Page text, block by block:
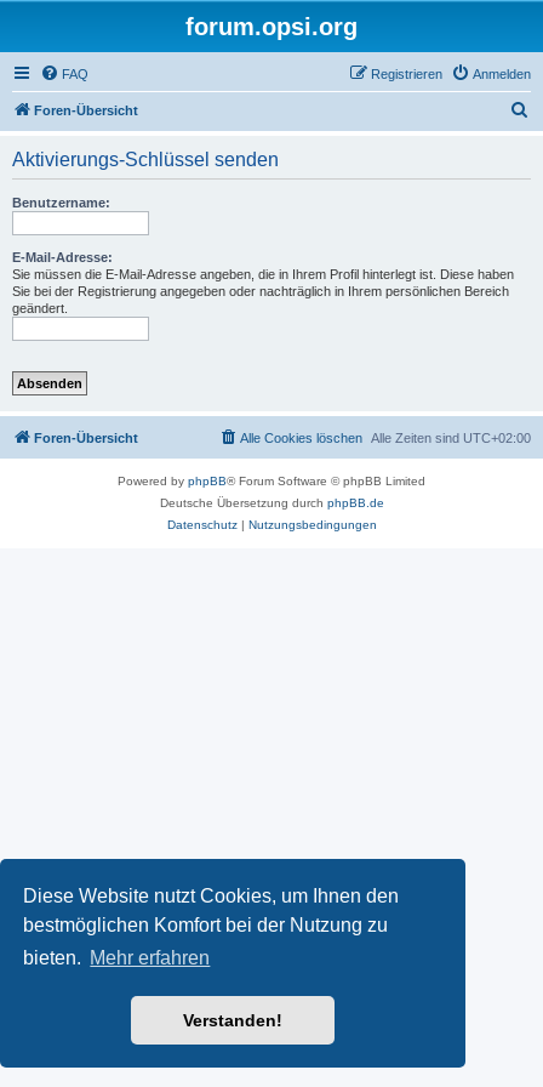
Diese Website nutzt Cookies, um Ihnen den
bestmöglichen Komfort bei der Nutzung zu
bieten. Mehr erfahren
Verstanden!
forum.opsi.org
FAQ Anmelden
Registrieren
Foren-Übersicht
Aktivierungs-Schlüssel senden
Benutzername:
E-Mail-Adresse:
Sie müssen die E-Mail-Adresse angeben, die in Ihrem Profil hinterlegt ist. Diese haben
Sie bei der Registrierung angegeben oder nachträglich in Ihrem persönlichen Bereich
geändert.
Foren-Übersicht Alle Zeiten sind UTC+02:00
Alle Cookies löschen
Powered by phpBB® Forum Software © phpBB Limited
Deutsche Übersetzung durch phpBB.de
Datenschutz| Nutzungsbedingungen